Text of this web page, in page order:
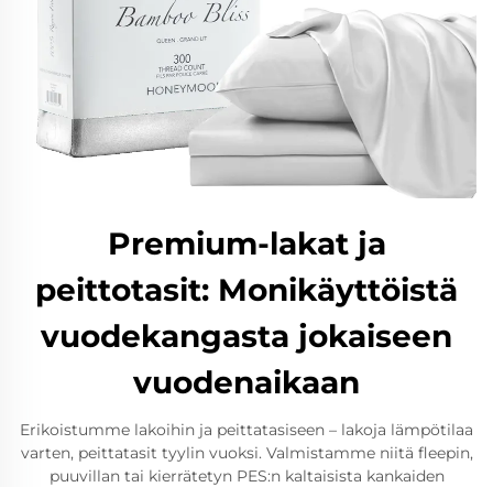
Premium-lakat ja
peittotasit: Monikäyttöistä
vuodekangasta jokaiseen
vuodenaikaan
Erikoistumme lakoihin ja peittatasiseen – lakoja lämpötilaa
varten, peittatasit tyylin vuoksi. Valmistamme niitä fleepin,
puuvillan tai kierrätetyn PES:n kaltaisista kankaiden